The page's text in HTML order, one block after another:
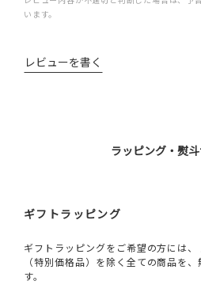
います。
レビューを書く
ラッピング・熨
ギフトラッピング
ギフトラッピングをご希望の方には
（特別価格品）を除く全ての商品を
す。